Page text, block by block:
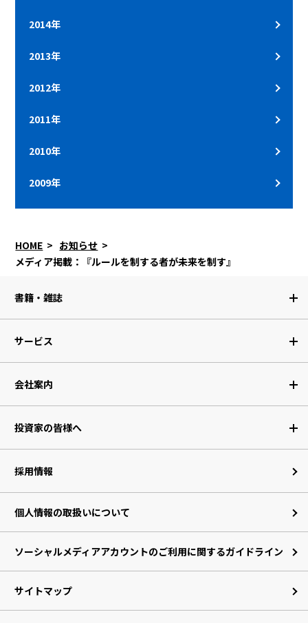
2014年
2013年
2012年
2011年
2010年
2009年
HOME
お知らせ
メディア掲載：『ルールを制する者が未来を制す』
書籍・雑誌
サービス
会社案内
投資家の皆様へ
採用情報
個人情報の取扱いについて
ソーシャルメディアアカウントのご利用に関するガイドライン
サイトマップ